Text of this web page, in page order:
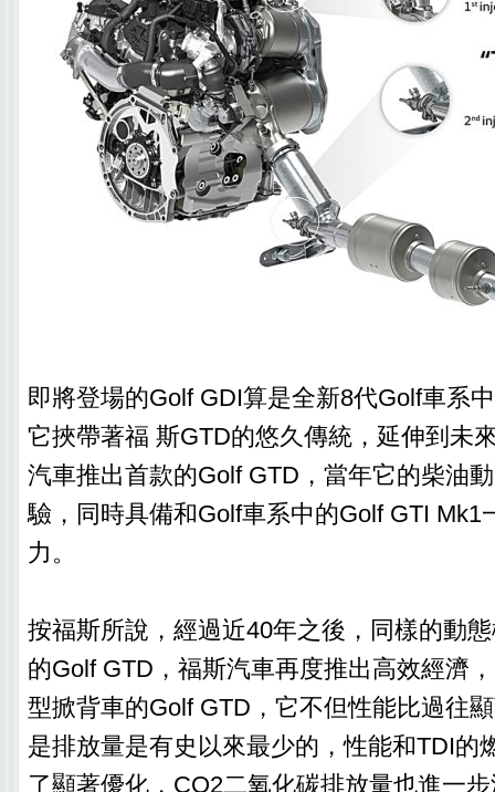
即將登場的Golf GDI算是全新8代Golf車系
它挾帶著福 斯GTD的悠久傳統，延伸到未
汽車推出首款的Golf GTD，當年它的柴油
驗，同時具備和Golf車系中的Golf GTI Mk1
力。
按福斯所說，經過‎近40年之後，同樣的動
的Golf GTD，福斯汽車再度推出高效經濟
型掀背車的Golf GTD，它不但性能比過往
是排放量是有史以來最少的，性能和TDI的
了顯著優化，CO‎2二氧化碳排放量也進一